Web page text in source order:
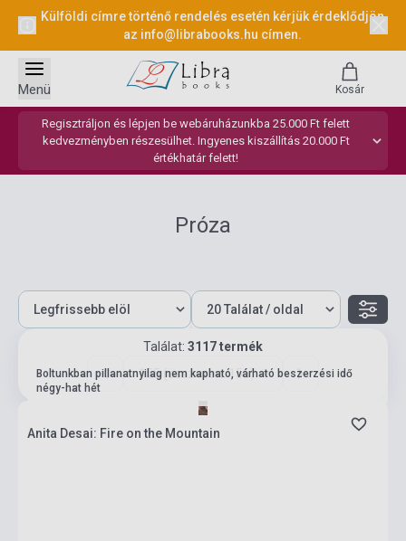
Külföldi címre történő rendelés esetén kérjük érdeklődjön
az info@librabooks.hu címen.
Regisztráljon és lépjen be webáruházunkba 25.000 Ft felett
kedvezményben részesülhet. Ingyenes kiszállítás 20.000 Ft
értékhatár felett!
Menü Kosár
Próza
Találat: 3117 termék
155 (összesen: 156)
Boltunkban pillanatnyilag nem kapható, várható beszerzési idő
négy-hat hét
Anita Desai: Fire on the Mountain